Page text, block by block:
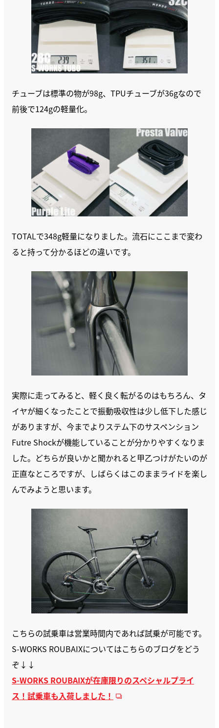
チューブは標準の物が98g、TPUチューブが36gなので
前後で124gの軽量化。
TOTALで348g軽量になりました。流石にここまで変わ
ると持って分かるほどの違いです。
実際に走ってみると、軽く良く転がるのはもちろん、タ
イヤが細くなったことで振動吸収性は少し低下した感じ
がありますが、今までよりステム下のサスペンション
Futre Shockが機能していることが分かりやすくなりま
した。どちらが良いかと聞かれると甲乙つけがたいのが
正直なところですが、しばらくはこのままライドを楽し
んでみようと思います。
こちらの試乗車は営業時間内であれば試乗が可能です。
S-WORKS ROUBAIXについてはこちらのブログをどう
ぞ↓↓
S-WORKS ROUBAIXが在庫限りのスペシャルプライ
ス！試乗車も入荷しました！